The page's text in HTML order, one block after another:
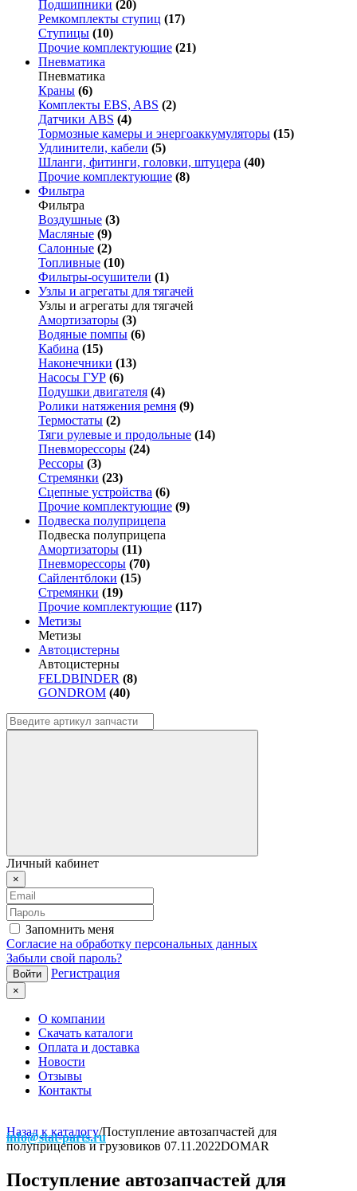
Подшипники (20)
Ремкомплекты ступиц (17)
Ступицы (10)
Прочие комплектующие (21)
Пневматика
Пневматика
Краны (6)
Комплекты EBS, ABS (2)
Датчики ABS (4)
Тормозные камеры и энергоаккумуляторы (15)
Удлинители, кабели (5)
Шланги, фитинги, головки, штуцера (40)
Прочие комплектующие (8)
Фильтра
Фильтра
Воздушные (3)
Масляные (9)
Салонные (2)
Топливные (10)
Фильтры-осушители (1)
Узлы и агрегаты для тягачей
Узлы и агрегаты для тягачей
Амортизаторы (3)
Водяные помпы (6)
Кабина (15)
Наконечники (13)
Насосы ГУР (6)
Подушки двигателя (4)
Ролики натяжения ремня (9)
Термостаты (2)
Тяги рулевые и продольные (14)
Пневморессоры (24)
Рессоры (3)
Стремянки (23)
Сцепные устройства (6)
Прочие комплектующие (9)
Подвеска полуприцепа
Подвеска полуприцепа
Амортизаторы (11)
Пневморессоры (70)
Сайлентблоки (15)
Стремянки (19)
Прочие комплектующие (117)
Метизы
Метизы
Автоцистерны
Автоцистерны
FELDBINDER (8)
GONDROM (40)
Личный кабинет
×
Запомнить меня
Согласие на обработку персональных данных
Забыли свой пароль?
Регистрация
×
О компании
Скачать каталоги
Оплата и доставка
Новости
Отзывы
Контакты
info@stat-parts.ru
Назад к каталогу/Поступление автозапчастей для
полуприцепов и грузовиков 07.11.2022DOMAR
Поступление автозапчастей для